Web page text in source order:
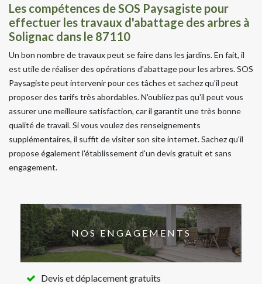
Les compétences de SOS Paysagiste pour
effectuer les travaux d'abattage des arbres à
Solignac dans le 87110
Un bon nombre de travaux peut se faire dans les jardins. En fait, il
est utile de réaliser des opérations d'abattage pour les arbres. SOS
Paysagiste peut intervenir pour ces tâches et sachez qu'il peut
proposer des tarifs très abordables. N'oubliez pas qu'il peut vous
assurer une meilleure satisfaction, car il garantit une très bonne
qualité de travail. Si vous voulez des renseignements
supplémentaires, il suffit de visiter son site internet. Sachez qu'il
propose également l'établissement d'un devis gratuit et sans
engagement.
NOS ENGAGEMENTS
Devis et déplacement gratuits